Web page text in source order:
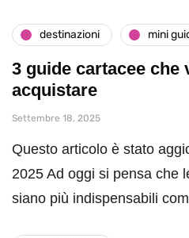
destinazioni mini
3 guide cartacee che
acquistare
Settembre 18, 2025
Questo articolo è stato
2025 Ad oggi si pensa che
siano più indispensabili